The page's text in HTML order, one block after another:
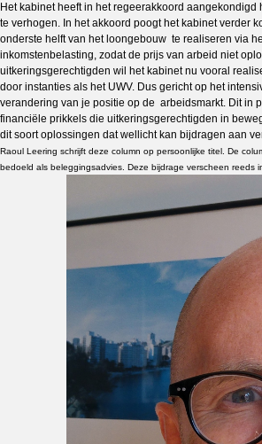
Het kabinet heeft in het regeerakkoord aangekondigd
te verhogen. In het akkoord poogt het kabinet verder
onderste helft van het loongebouw te realiseren via
inkomstenbelasting, zodat de prijs van arbeid niet
uitkeringsgerechtigden wil het kabinet nu vooral
door instanties als het UWV. Dus gericht op het
verandering van je positie op de arbeidsmarkt. Dit in
financiële prikkels die uitkeringsgerechtigden in
dit soort oplossingen dat wellicht kan bijdragen aan
Raoul Leering schrijft deze column op persoonlijke titel. De
bedoeld als beleggingsadvies. Deze bijdrage verscheen reeds